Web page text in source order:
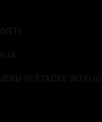
VEŠTAČKE